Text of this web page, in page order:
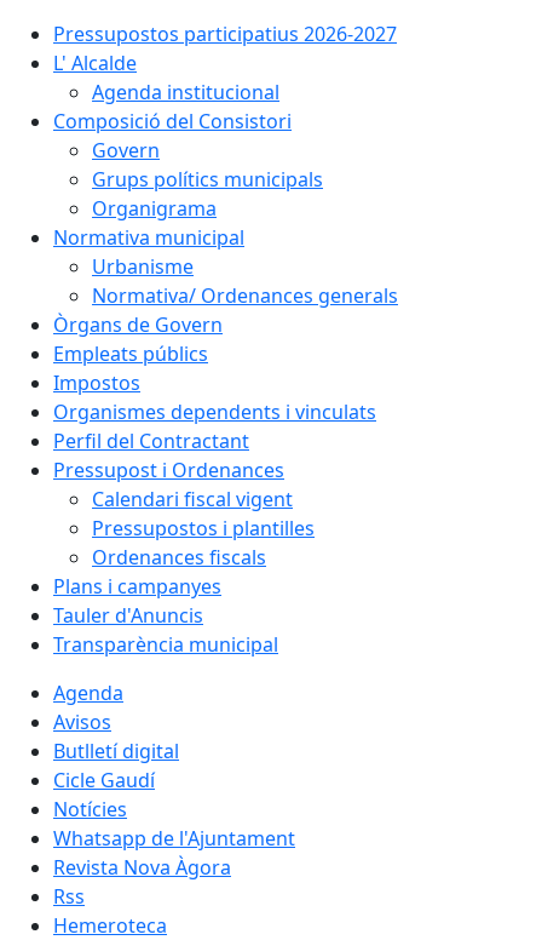
Pressupostos participatius 2026-2027
L' Alcalde
Agenda institucional
Composició del Consistori
Govern
Grups polítics municipals
Organigrama
Normativa municipal
Urbanisme
Normativa/ Ordenances generals
Òrgans de Govern
Empleats públics
Impostos
Organismes dependents i vinculats
Perfil del Contractant
Pressupost i Ordenances
Calendari fiscal vigent
Pressupostos i plantilles
Ordenances fiscals
Plans i campanyes
Tauler d'Anuncis
Transparència municipal
Agenda
Avisos
Butlletí digital
Cicle Gaudí
Notícies
Whatsapp de l'Ajuntament
Revista Nova Àgora
Rss
Hemeroteca